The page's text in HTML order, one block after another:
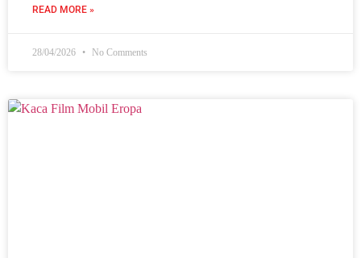
READ MORE »
28/04/2026 No Comments